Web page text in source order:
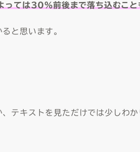
ては30％前後まで落ち込むこと
と思います。
テキストを見ただけでは少しわ